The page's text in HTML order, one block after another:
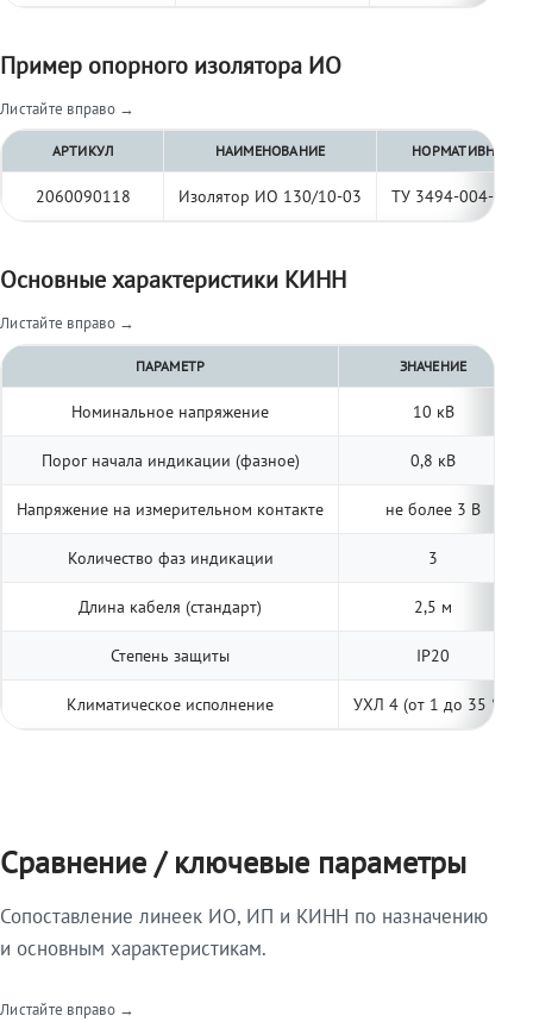
Пример опорного изолятора ИО
Листайте вправо →
АРТИКУЛ НАИМЕНОВАНИЕ НОРМАТИВНЫЙ
2060090118 Изолятор ИО 130/10-03 ТУ 3494-004-
Основные характеристики КИНН
Листайте вправо →
ПАРАМЕТР ЗНАЧЕНИЕ
Номинальное напряжение 10 кВ
Порог начала индикации (фазное) 0,8 кВ
Напряжение на измерительном контакте не более 3 В
Количество фаз индикации 3
Длина кабеля (стандарт) 2,5 м
Степень защиты IP20
Климатическое исполнение УХЛ 4 (от 1 до 35 °С)
Сравнение / ключевые параметры
Сопоставление линеек ИО, ИП и КИНН по назначению
и основным характеристикам.
Листайте вправо →